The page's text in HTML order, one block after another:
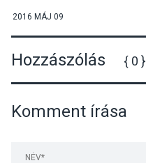
Dunabogdányban
2016 MÁJ 09
Hozzászólás { 0 }
Komment írása